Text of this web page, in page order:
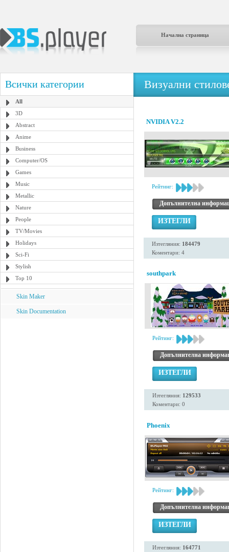
Начална страница
Всички категории
All
3D
Abstract
Anime
Business
Computer/OS
Games
Music
Metallic
Nature
People
TV/Movies
Holidays
Sci-Fi
Stylish
Top 10
Skin Maker
Skin Documentation
Визуални
NVIDIA V2.2
Рейтинг:
Допълнителна
ИЗТЕГЛИ
Изтегляния: 184479
Коментари: 4
southpark
Рейтинг:
Допълнителна
ИЗТЕГЛИ
Изтегляния: 129533
Коментари: 0
Phoenix
Рейтинг:
Допълнителна
ИЗТЕГЛИ
Изтегляния: 164771